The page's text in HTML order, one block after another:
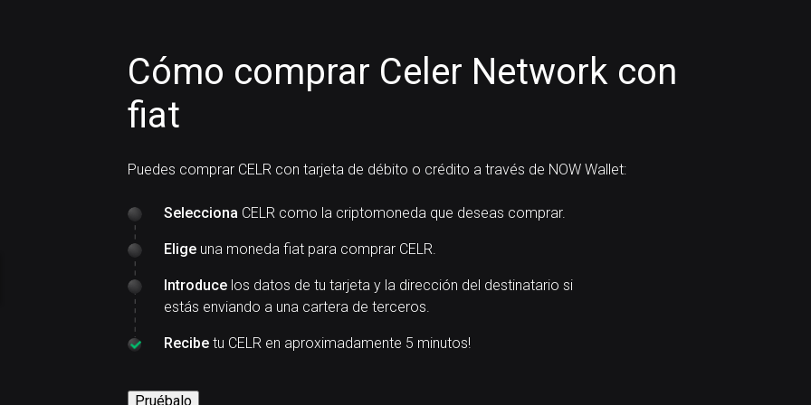
Cómo comprar Celer Network con
fiat
Puedes comprar CELR con tarjeta de débito o crédito a través de NOW Wallet:
Selecciona CELR como la criptomoneda que deseas comprar.
Eligeuna moneda fiat para comprar CELR.
Introducelos datos de tu tarjeta y la dirección del destinatario si
estás enviando a una cartera de terceros.
Recibetu CELR en aproximadamente 5 minutos!
Pruébalo